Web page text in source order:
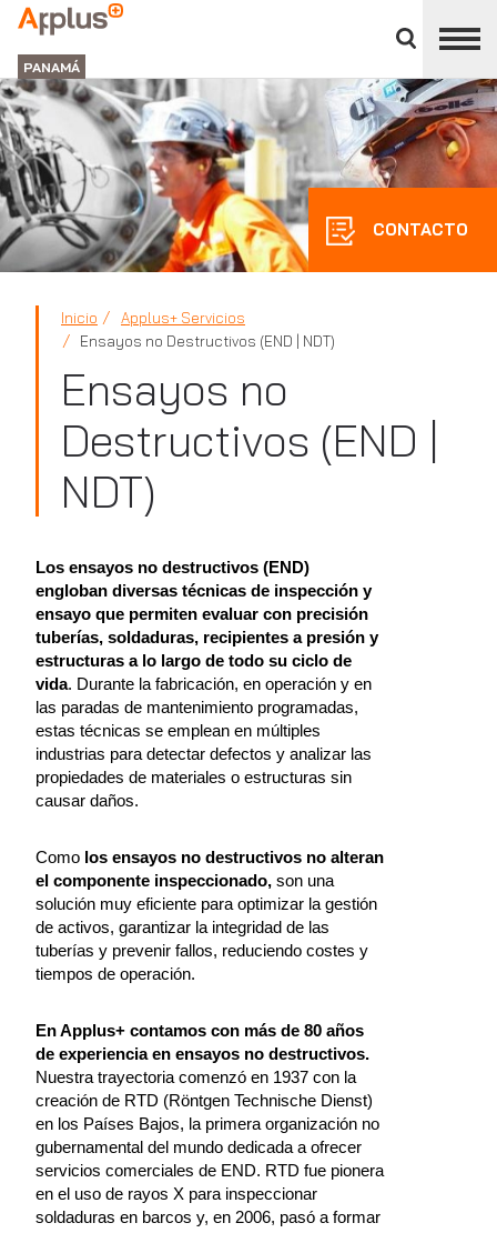
panel
APPLUS+
GROUP
PANAMÁ
CONTACTO
Inicio
Applus+ Servicios
Ensayos no Destructivos (END | NDT)
Ensayos no
Destructivos (END |
NDT)
Los ensayos no destructivos (END)
engloban diversas técnicas de inspección y
ensayo que permiten evaluar con precisión
tuberías, soldaduras, recipientes a presión y
estructuras a lo largo de todo su ciclo de
vida. Durante la fabricación, en operación y en
las paradas de mantenimiento programadas,
estas técnicas se emplean en múltiples
industrias para detectar defectos y analizar las
propiedades de materiales o estructuras sin
causar daños.
Como los ensayos no destructivos no alteran
el componente inspeccionado, son una
solución muy eficiente para optimizar la gestión
de activos, garantizar la integridad de las
tuberías y prevenir fallos, reduciendo costes y
tiempos de operación.
En Applus+ contamos con más de 80 años
de experiencia en ensayos no destructivos.
Nuestra trayectoria comenzó en 1937 con la
creación de RTD (Röntgen Technische Dienst)
en los Países Bajos, la primera organización no
gubernamental del mundo dedicada a ofrecer
servicios comerciales de END. RTD fue pionera
en el uso de rayos X para inspeccionar
soldaduras en barcos y, en 2006, pasó a formar